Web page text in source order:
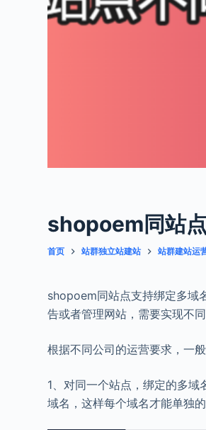
shopoem同站
首页 站群独立站建站 站群建站运
shopoem同站点支持绑定多域
告或者管理网站，需要实现不
根据不同公司的运营要求，一
1、对同一个站点，绑定的多
域名，这样每个域名才能单独的